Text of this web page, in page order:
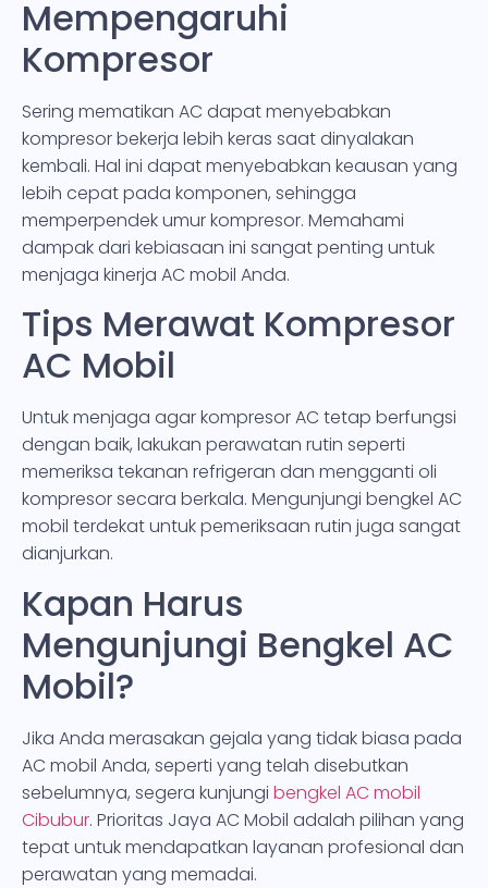
Mempengaruhi
Kompresor
Sering mematikan AC dapat menyebabkan
kompresor bekerja lebih keras saat dinyalakan
kembali. Hal ini dapat menyebabkan keausan yang
lebih cepat pada komponen, sehingga
memperpendek umur kompresor. Memahami
dampak dari kebiasaan ini sangat penting untuk
menjaga kinerja AC mobil Anda.
Tips Merawat Kompresor
AC Mobil
Untuk menjaga agar kompresor AC tetap berfungsi
dengan baik, lakukan perawatan rutin seperti
memeriksa tekanan refrigeran dan mengganti oli
kompresor secara berkala. Mengunjungi bengkel AC
mobil terdekat untuk pemeriksaan rutin juga sangat
dianjurkan.
Kapan Harus
Mengunjungi Bengkel AC
Mobil?
Jika Anda merasakan gejala yang tidak biasa pada
AC mobil Anda, seperti yang telah disebutkan
sebelumnya, segera kunjungi bengkel AC mobil
Cibubur. Prioritas Jaya AC Mobil adalah pilihan yang
tepat untuk mendapatkan layanan profesional dan
perawatan yang memadai.